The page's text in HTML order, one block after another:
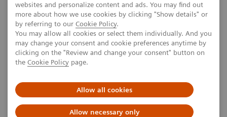
websites and personalize content and ads. You may find out
more about how we use cookies by clicking "Show details" or
by referring to our Cookie Policy.
You may allow all cookies or select them individually. And you
may change your consent and cookie preferences anytime by
clicking on the "Review and change your consent" button on
the Cookie Policy page.
Allow all cookies
Allow necessary only
Press release
Siemens Healthineers
unterstützt den Freistaat
Bayern im Kampf gegen Covid-
19